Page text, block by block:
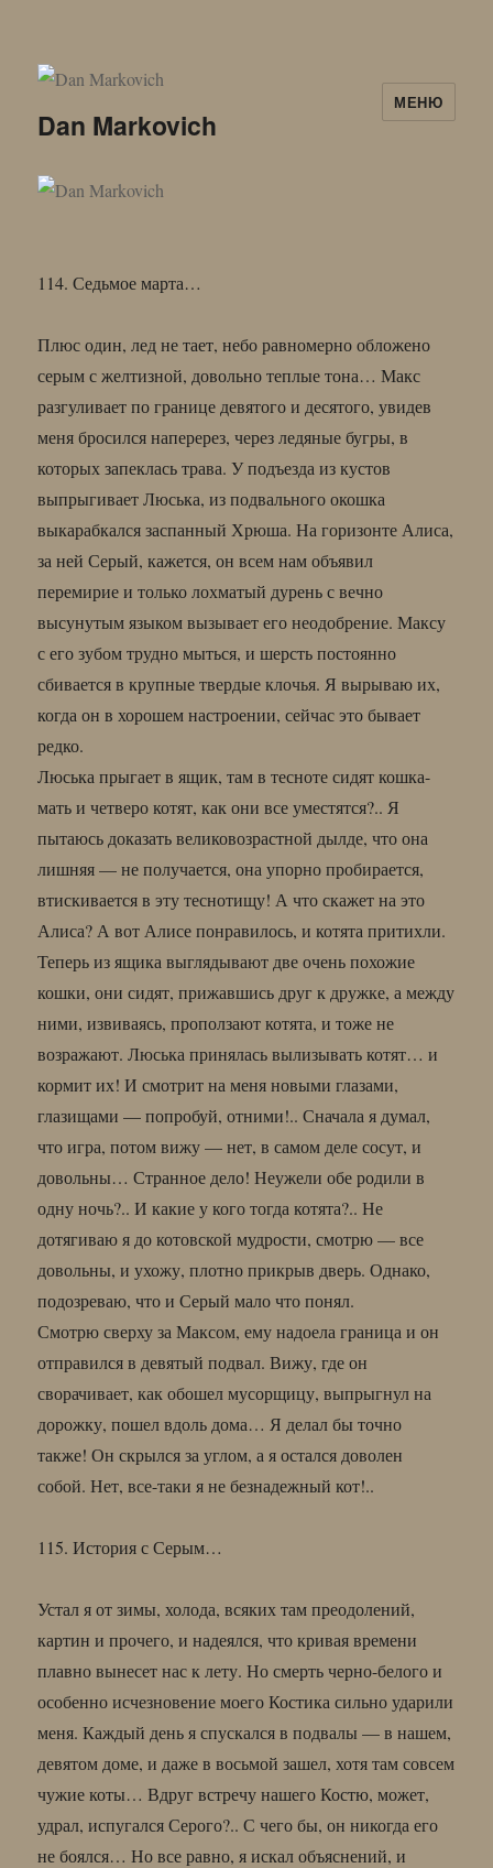
Dan Markovich
МЕНЮ
114. Седьмое марта…
Плюс один, лед не тает, небо равномерно обложено
серым с желтизной, довольно теплые тона… Макс
разгуливает по границе девятого и десятого, увидев
меня бросился наперерез, через ледяные бугры, в
которых запеклась трава. У подъезда из кустов
выпрыгивает Люська, из подвального окошка
выкарабкался заспанный Хрюша. На горизонте Алиса,
за ней Серый, кажется, он всем нам объявил
перемирие и только лохматый дурень с вечно
высунутым языком вызывает его неодобрение. Максу
с его зубом трудно мыться, и шерсть постоянно
сбивается в крупные твердые клочья. Я вырываю их,
когда он в хорошем настроении, сейчас это бывает
редко.
Люська прыгает в ящик, там в тесноте сидят кошка-
мать и четверо котят, как они все уместятся?.. Я
пытаюсь доказать великовозрастной дылде, что она
лишняя — не получается, она упорно пробирается,
втискивается в эту теснотищу! А что скажет на это
Алиса? А вот Алисе понравилось, и котята притихли.
Теперь из ящика выглядывают две очень похожие
кошки, они сидят, прижавшись друг к дружке, а между
ними, извиваясь, проползают котята, и тоже не
возражают. Люська принялась вылизывать котят… и
кормит их! И смотрит на меня новыми глазами,
глазищами — попробуй, отними!.. Сначала я думал,
что игра, потом вижу — нет, в самом деле сосут, и
довольны… Странное дело! Неужели обе родили в
одну ночь?.. И какие у кого тогда котята?.. Не
дотягиваю я до котовской мудрости, смотрю — все
довольны, и ухожу, плотно прикрыв дверь. Однако,
подозреваю, что и Серый мало что понял.
Смотрю сверху за Максом, ему надоела граница и он
отправился в девятый подвал. Вижу, где он
сворачивает, как обошел мусорщицу, выпрыгнул на
дорожку, пошел вдоль дома… Я делал бы точно
также! Он скрылся за углом, а я остался доволен
собой. Нет, все-таки я не безнадежный кот!..
115. История с Серым…
Устал я от зимы, холода, всяких там преодолений,
картин и прочего, и надеялся, что кривая времени
плавно вынесет нас к лету. Но смерть черно-белого и
особенно исчезновение моего Костика сильно ударили
меня. Каждый день я спускался в подвалы — в нашем,
девятом доме, и даже в восьмой зашел, хотя там совсем
чужие коты… Вдруг встречу нашего Костю, может,
удрал, испугался Серого?.. С чего бы, он никогда его
не боялся… Но все равно, я искал объяснений, и